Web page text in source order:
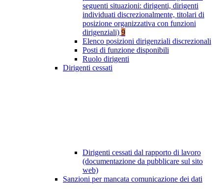
seguenti situazioni: dirigenti, dirigenti
individuati discrezionalmente, titolari di
posizione organizzativa con funzioni
dirigenziali) 9
Elenco posizioni dirigenziali discrezionali
Posti di funzione disponibili
Ruolo dirigenti
Dirigenti cessati
Dirigenti cessati dal rapporto di lavoro
(documentazione da pubblicare sul sito
web)
Sanzioni per mancata comunicazione dei dati